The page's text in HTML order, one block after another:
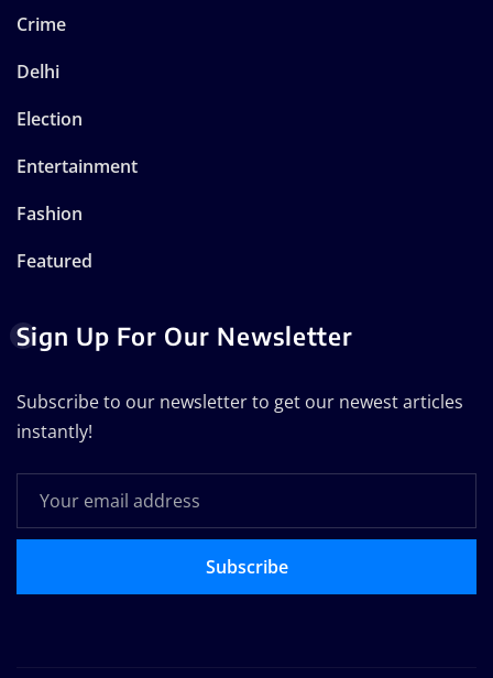
Crime
Delhi
Election
Entertainment
Fashion
Featured
Sign Up For Our Newsletter
Subscribe to our newsletter to get our newest articles
instantly!
Subscribe